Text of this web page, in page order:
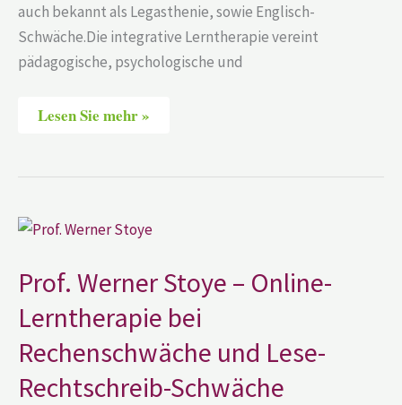
auch bekannt als Legasthenie, sowie Englisch-
Schwäche.Die integrative Lerntherapie vereint
pädagogische, psychologische und
Lesen Sie mehr »
Prof. Werner Stoye – Online-
Lerntherapie bei
Rechenschwäche und Lese-
Rechtschreib-Schwäche
Prof.
Werner
Online-
Lerntherapie
bei
Rechenschwäche
und
Lese-
Rechtschreib-
Schwäche